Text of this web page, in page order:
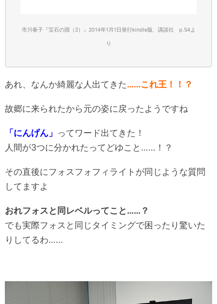
市川春子『宝石の国（2）』2014年1月1日発行kindle版、講談社 p.54よ
り
あれ、なんか綺麗な人出てきた……これ王！！？
故郷に来られたから元の姿に戻ったようですね
「にんげん」 ってワード出てきた！
人間が3つに分かれたってどゆこと……！？
その直後にフォスフォフィライトが同じような質問
してますよ
おれフォスと同レベルってこと……？
でも実際フォスと同じタイミングで困ったり驚いた
りしてるわ……